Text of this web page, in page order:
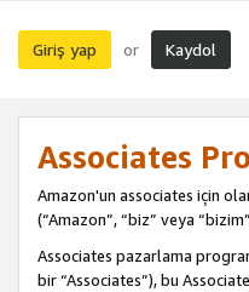
Giriş yap or Kaydol
Associates
Amazon'un associates için
(“Amazon”, “biz” veya
Associates pazarlama
bir “Associates”), bu